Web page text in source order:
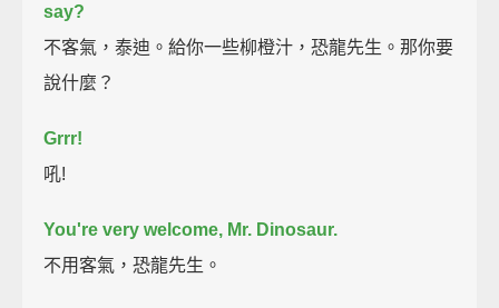
say?
不客氣，泰迪。給你一些柳橙汁，恐龍先生。那你要
說什麼？
Grrr!
吼!
You're very welcome, Mr. Dinosaur.
不用客氣，恐龍先生。